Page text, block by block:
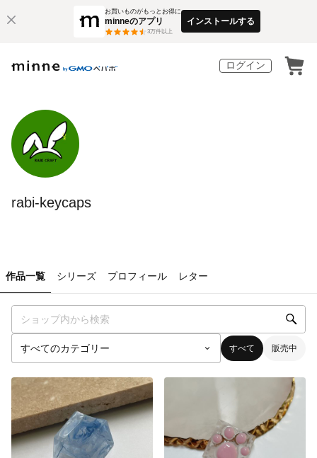
お買いものがもっとお得に
minneのアプリ
3万件以上
インストールする
ログイン
rabi-keycaps
作品一覧 シリーズ プロフィール レター
すべて 販売中